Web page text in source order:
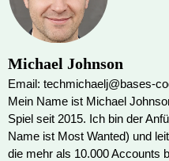
Michael Johnson
Email: techmichaelj@bases-
Mein Name ist Michael
Spiel seit 2015. Ich bin der
Name ist Most Wanted) und
die mehr als 10.000 Accounts